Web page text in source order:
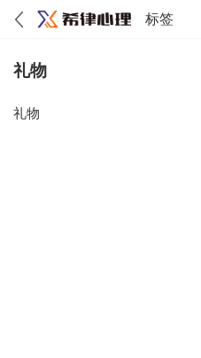
标签
礼物
礼物